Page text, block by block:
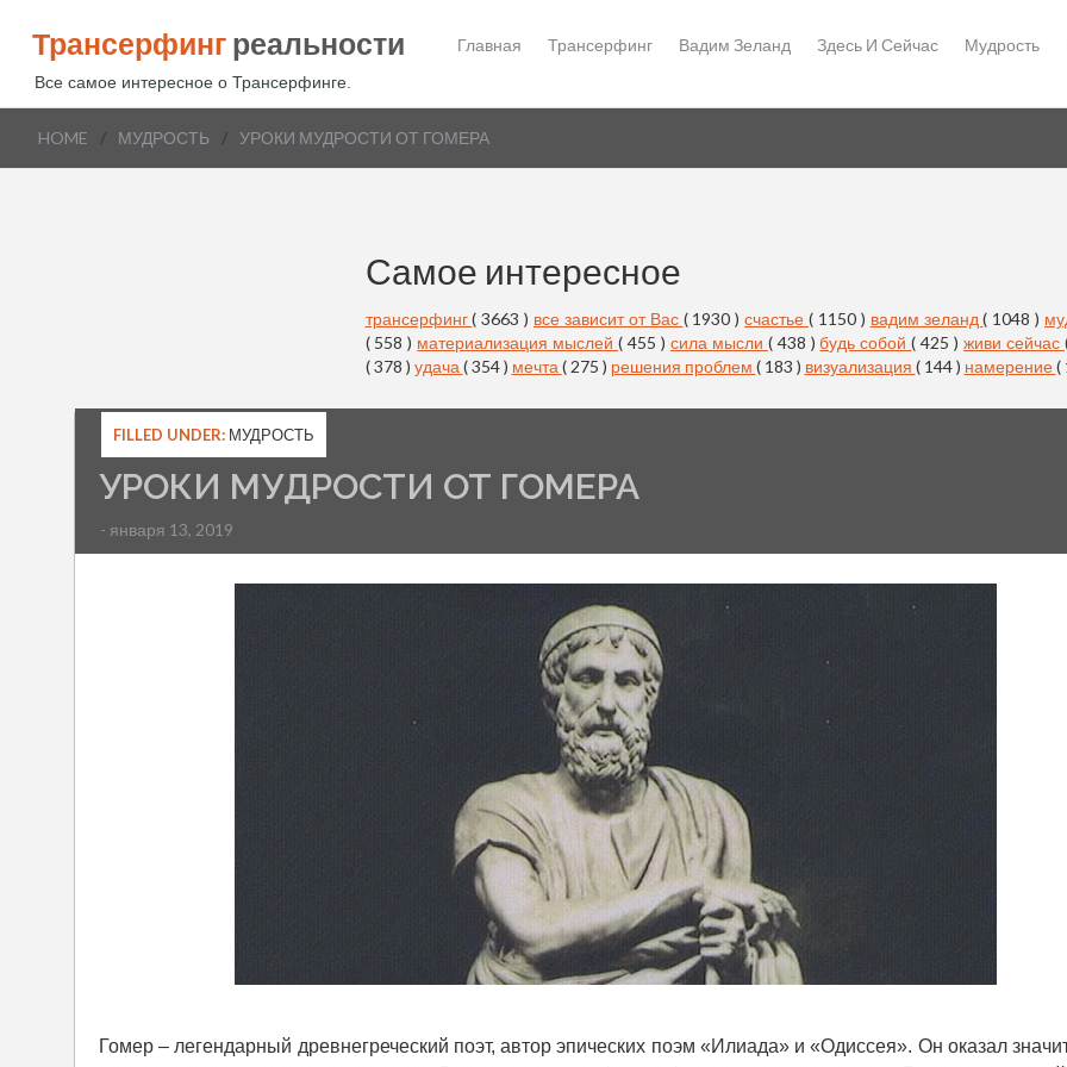
Трансерфинг реальности
Все самое интересное о Трансерфинге.
Главная Трансерфинг Вадим Зеланд Здесь И Сейчас Мудрость
HOME / МУДРОСТЬ / УРОКИ МУДРОСТИ ОТ ГОМЕРА
Самое интересное
трансерфинг( 3663 ) все зависит от Вас ( 1930 )счастье ( 1150 ) вадим зеланд( 1048 )
( 558 ) материализация мыслей( 455 ) сила мысли ( 438 )будь собой( 425 )живи сейчас
( 378 ) удача ( 354 ) мечта ( 275 ) решения проблем ( 183 ) визуализация ( 144 ) намерение(
FILLED UNDER: МУДРОСТЬ
УРОКИ МУДРОСТИ ОТ ГОМЕРА
- января 13, 2019
Гомер – легендарный древнегреческий поэт, автор эпических поэм «Илиада» и «Одиссея». Он оказал